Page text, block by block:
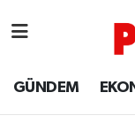
GÜNDEM
Ayvalık
Balıkesir